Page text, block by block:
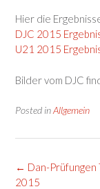
Hier die
DJC 2015
U21 2015
Bilder vom DJC
Posted inAllgemein
Post
navigation
← Dan-Prüfungen
2015